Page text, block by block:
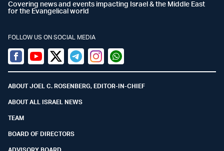
Covering news and events impacting Israel & the Middle East
for the Evangelical world
FOLLOW US ON SOCIAL MEDIA
Facebook
YoutubeTwitter (X)
TelegramInstagramWhatsapp
ABOUT JOEL C. ROSENBERG, EDITOR-IN-CHIEF
ABOUT ALL ISRAEL NEWS
TEAM
BOARD OF DIRECTORS